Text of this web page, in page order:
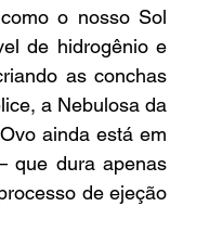
o nosso Sol
de hidrogênio e
as conchas
a Nebulosa da
ainda está em
que dura apenas
de ejeção